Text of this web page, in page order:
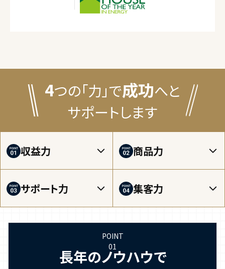
4つの「力」で成功へと
サポートします
収益力 商品力
サポート力 集客力
長年のノウハウで